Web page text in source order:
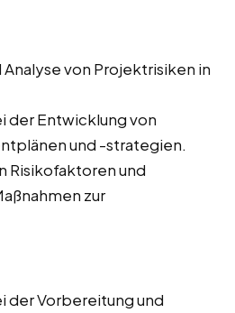
von Projektrisiken in
der Entwicklung von
und -strategien.
Risikofaktoren und
zur
der Vorbereitung und